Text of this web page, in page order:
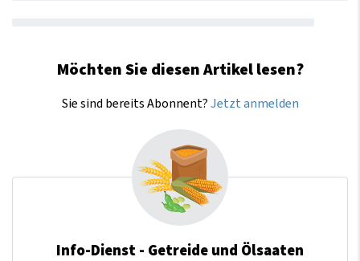
Möchten Sie diesen Artikel lesen?
Sie sind bereits Abonnent?Jetzt anmelden
Info-Dienst - Getreide und Ölsaaten